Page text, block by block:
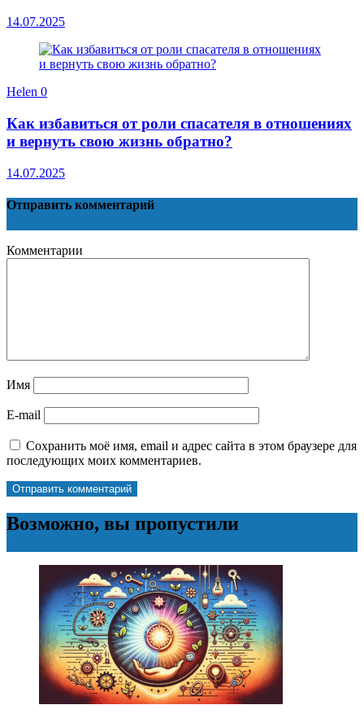
14.07.2025
Helen 0
Как избавиться от роли спасателя в отношениях
и вернуть свою жизнь обратно?
14.07.2025
Отправить комментарий
Комментарии
Имя
E-mail
Сохранить моё имя, email и адрес сайта в этом браузере для
последующих моих комментариев.
Возможно, вы пропустили